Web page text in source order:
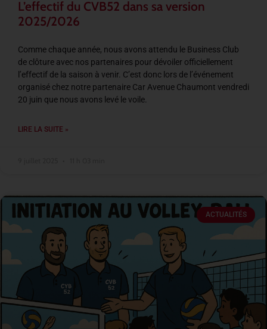
L’effectif du CVB52 dans sa version
2025/2026
Comme chaque année, nous avons attendu le Business Club
de clôture avec nos partenaires pour dévoiler officiellement
l’effectif de la saison à venir. C’est donc lors de l’événement
organisé chez notre partenaire Car Avenue Chaumont vendredi
20 juin que nous avons levé le voile.
LIRE LA SUITE »
ACTUALITÉS